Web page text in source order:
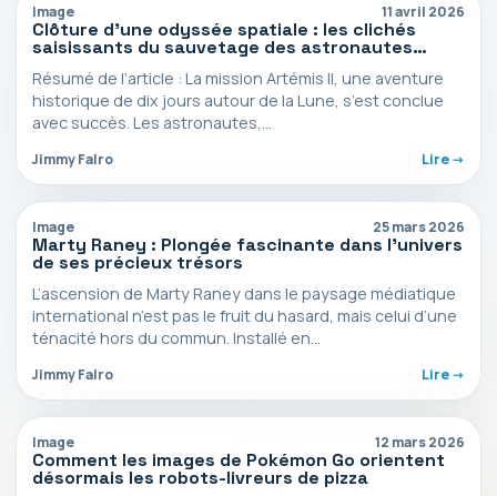
Image 11 avril 2026
Clôture d’une odyssée spatiale : les clichés
saisissants du sauvetage des astronautes
d’Artémis II au cœur du Pacifique
Résumé de l’article : La mission Artémis II, une aventure
historique de dix jours autour de la Lune, s’est conclue
avec succès. Les astronautes,…
Jimmy Falro Lire ->
Image 25 mars 2026
Marty Raney : Plongée fascinante dans l’univers
de ses précieux trésors
L’ascension de Marty Raney dans le paysage médiatique
international n’est pas le fruit du hasard, mais celui d’une
ténacité hors du commun. Installé en…
Jimmy Falro Lire ->
Image 12 mars 2026
Comment les images de Pokémon Go orientent
désormais les robots-livreurs de pizza